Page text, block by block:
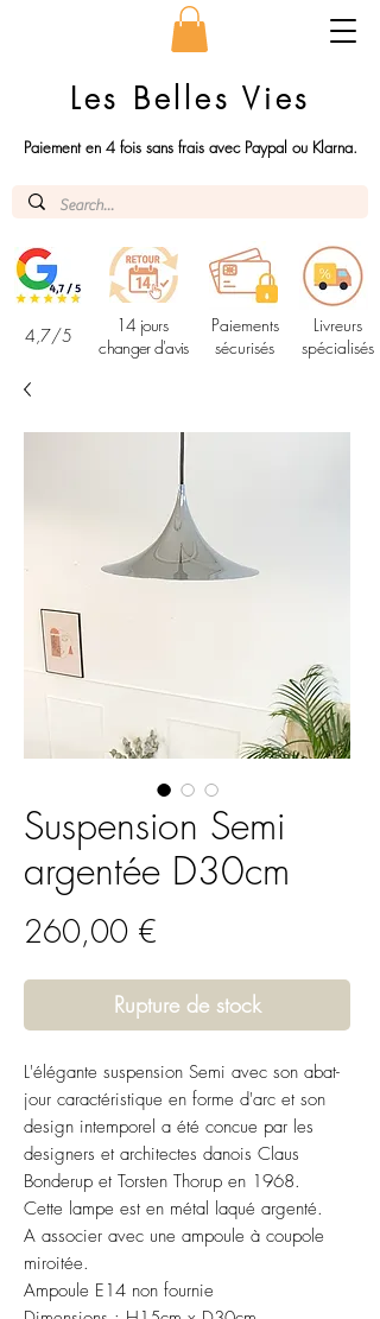
Les Belles Vies
Paiement en 4 fois sans frais avec Paypal ou Klarna.
4,7/5
14 jours
changer d'avis
Paiements
sécurisés
Livreurs
spécialisés
Suspension Semi
argentée D30cm
260,00 €
Rupture de stock
L'élégante suspension Semi avec son abat-
jour caractéristique en forme d'arc et son
design intemporel a été concue par les
designers et architectes danois Claus
Bonderup et Torsten Thorup en 1968.
Cette lampe est en métal laqué argenté.
A associer avec une ampoule à coupole
miroitée.
Ampoule E14 non fournie